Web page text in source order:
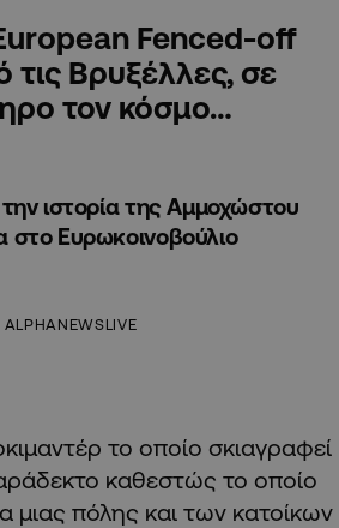
Fenced-off
τις Βρυξέλλες, σε
τον κόσμο…
ιστορία της Αμμοχώστου
στο Ευρωκοινοβούλιο
ALPHANEWSLIVE
το οποίο σκιαγραφεί
καθεστώς το οποίο
μιας πόλης και των κατοίκων